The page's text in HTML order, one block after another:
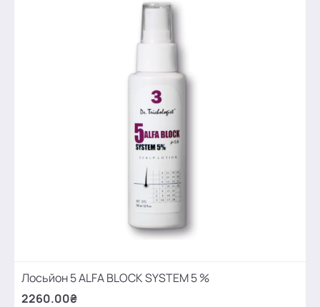
Лосьйон 5 ALFA BLOCK SYSTEM 5 %
2260.00₴